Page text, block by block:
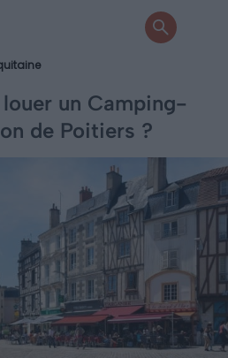
un Camping-
de Poitiers ?